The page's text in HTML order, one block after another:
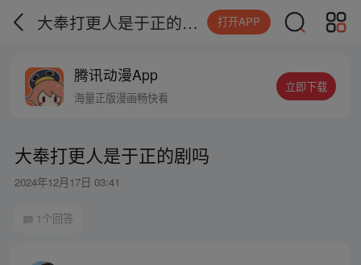
大奉打更人是于正的剧吗 打开APP
腾讯动漫App
海量正版漫画畅快看
立即下载
大奉打更人是于正的剧吗
2024年12月17日 03:41
1个回答